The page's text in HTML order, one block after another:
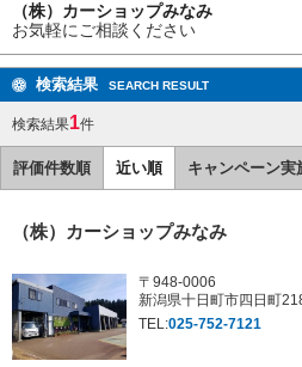
（株）カーショップみなみ
お気軽にご相談ください
検索結果 SEARCH RESULT
検索結果1件
評価件数順 近い順 キャンペーン実
（株）カーショップみなみ
〒948-0006
新潟県十日町市四日町
TEL:025-752-7121